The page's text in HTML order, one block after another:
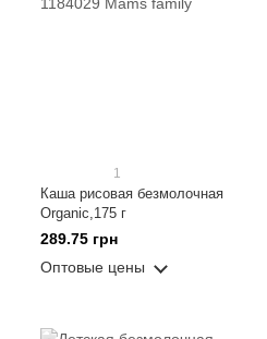
1
Каша рисовая безмолочная
Organic,175 г
289.75 грн
Оптовые цены